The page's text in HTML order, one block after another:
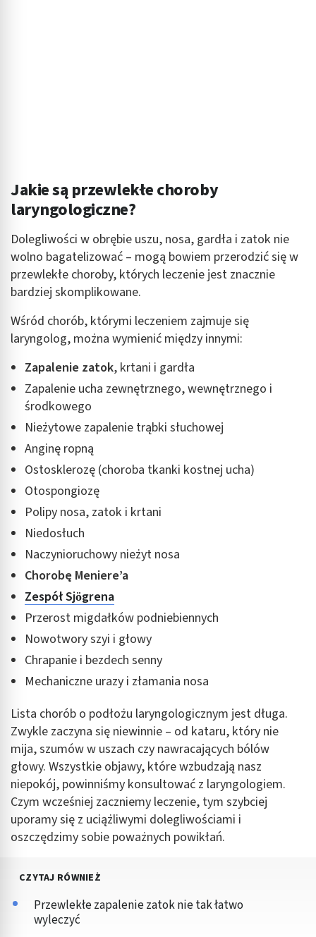
Jakie są przewlekłe choroby
laryngologiczne?
Dolegliwości w obrębie uszu, nosa, gardła i zatok nie
wolno bagatelizować – mogą bowiem przerodzić się w
przewlekłe choroby, których leczenie jest znacznie
bardziej skomplikowane.
Wśród chorób, którymi leczeniem zajmuje się
laryngolog, można wymienić między innymi:
Zapalenie zatok, krtani i gardła
Zapalenie ucha zewnętrznego, wewnętrznego i
środkowego
Nieżytowe zapalenie trąbki słuchowej
Anginę ropną
Ostosklerozę (choroba tkanki kostnej ucha)
Otospongiozę
Polipy nosa, zatok i krtani
Niedosłuch
Naczynioruchowy nieżyt nosa
Chorobę Meniere’a
Zespół Sjögrena
Przerost migdałków podniebiennych
Nowotwory szyi i głowy
Chrapanie i bezdech senny
Mechaniczne urazy i złamania nosa
Lista chorób o podłożu laryngologicznym jest długa.
Zwykle zaczyna się niewinnie – od kataru, który nie
mija, szumów w uszach czy nawracających bólów
głowy. Wszystkie objawy, które wzbudzają nasz
niepokój, powinniśmy konsultować z laryngologiem.
Czym wcześniej zaczniemy leczenie, tym szybciej
uporamy się z uciążliwymi dolegliwościami i
oszczędzimy sobie poważnych powikłań.
CZYTAJ RÓWNIEŻ
Przewlekłe zapalenie zatok nie tak łatwo
wyleczyć